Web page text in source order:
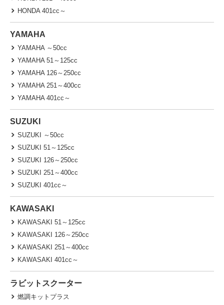
HONDA 401cc～
YAMAHA
YAMAHA ～50cc
YAMAHA 51～125cc
YAMAHA 126～250cc
YAMAHA 251～400cc
YAMAHA 401cc～
SUZUKI
SUZUKI ～50cc
SUZUKI 51～125cc
SUZUKI 126～250cc
SUZUKI 251～400cc
SUZUKI 401cc～
KAWASAKI
KAWASAKI 51～125cc
KAWASAKI 126～250cc
KAWASAKI 251～400cc
KAWASAKI 401cc～
ラビットスクーター
燃調キットプラス